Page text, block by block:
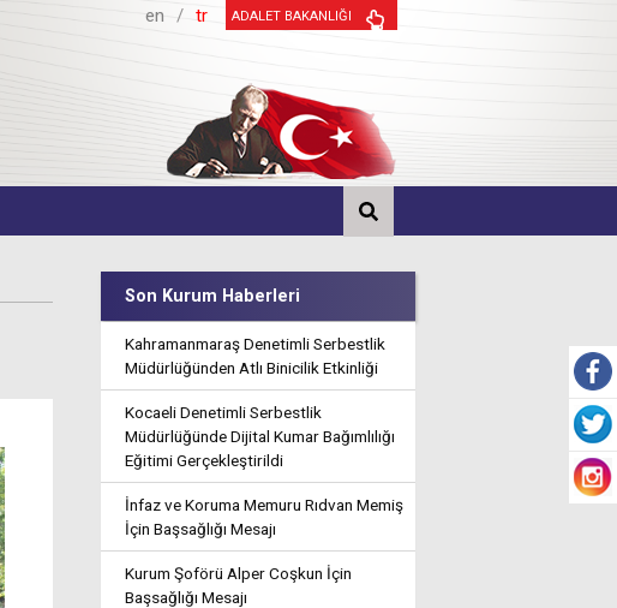
en / tr ADALET BAKANLIĞI
Son Kurum Haberleri
Kahramanmaraş Denetimli Serbestlik
Müdürlüğünden Atlı Binicilik Etkinliği
Kocaeli Denetimli Serbestlik
Müdürlüğünde Dijital Kumar Bağımlılığı
Eğitimi Gerçekleştirildi
İnfaz ve Koruma Memuru Rıdvan Memiş
İçin Başsağlığı Mesajı
Kurum Şoförü Alper Coşkun İçin
Başsağlığı Mesajı